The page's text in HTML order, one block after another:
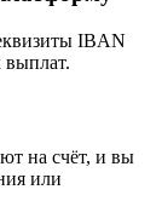
IBAN
выплат.
на счёт, и вы
или